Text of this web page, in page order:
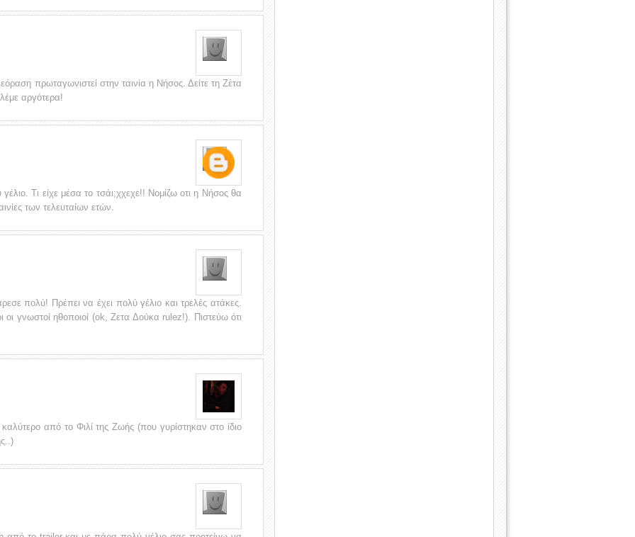
πρωταγωνιστεί στην ταινία η Νήσος. Δείτε τη Ζέτα
αργότερα!
Τι είχε μέσα το τσάι;χχεχε!! Νομίζω οτι η Νήσος θα
των τελευταίων ετών.
πολύ! Πρέπει να έχει πολύ γέλιο και τρελές ατάκες.
γνωστοί ηθοποιοί (ok, Ζετα Δούκα rulez!). Πιστεύω ότι
από το Φιλί της Ζωής (που γυρίστηκαν στο ίδιο